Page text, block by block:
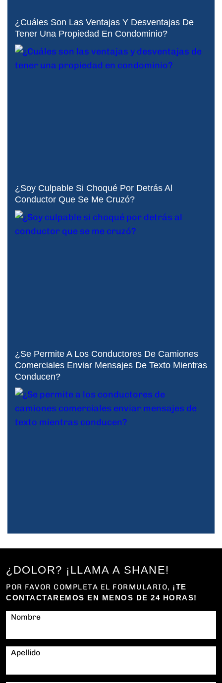
¿Cuáles Son Las Ventajas Y Desventajas De
Tener Una Propiedad En Condominio?
¿Soy Culpable Si Choqué Por Detrás Al
Conductor Que Se Me Cruzó?
¿Se Permite A Los Conductores De Camiones
Comerciales Enviar Mensajes De Texto Mientras
Conducen?
¿DOLOR? ¡LLAMA A SHANE!
POR FAVOR COMPLETA EL FORMULARIO, ¡TE
CONTACTAREMOS EN MENOS DE 24 HORAS!
Nombre
Apellido